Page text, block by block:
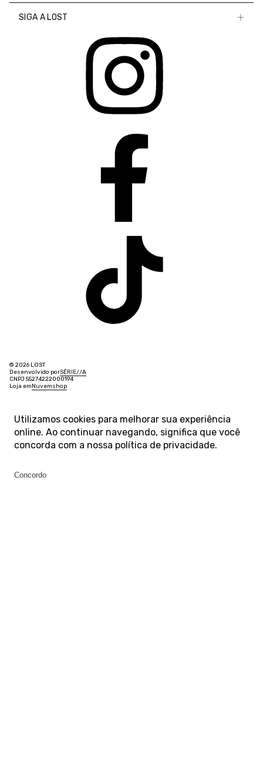
SIGA A LOST
© 2026 LOST
Desenvolvido porSÉRIE//A
CNPJ 55274222000194
Loja em Nuvemshop
Utilizamos cookies para melhorar sua experiência
online. Ao continuar navegando, significa que você
concorda com a nossa política de privacidade.
Concordo